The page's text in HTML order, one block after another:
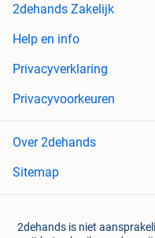
2dehands Zakelijk
Help en info
Privacyverklaring
Privacyvoorkeuren
Over 2dehands
Sitemap
2dehands is niet